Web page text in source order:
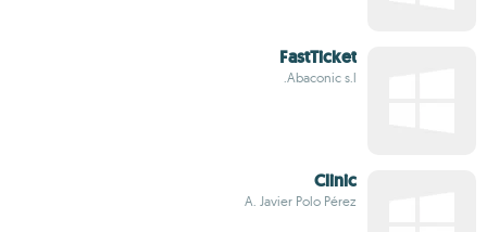
FastTicket
Abaconic s.l.
Clinic
A. Javier Polo Pérez